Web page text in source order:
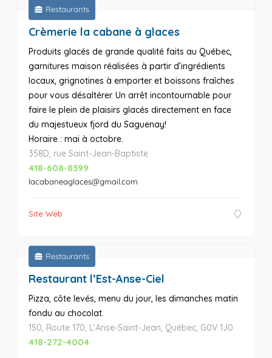
Restaurants
Crèmerie la cabane à glaces
Produits glacés de grande qualité faits au Québec,
garnitures maison réalisées à partir d’ingrédients
locaux, grignotines à emporter et boissons fraîches
pour vous désaltérer. Un arrêt incontournable pour
faire le plein de plaisirs glacés directement en face
du majestueux fjord du Saguenay!
Horaire : mai à octobre.
358D, rue Saint-Jean-Baptiste
418-608-8399
lacabaneaglaces@gmail.com
Site Web
Restaurants
Restaurant l’Est-Anse-Ciel
Pizza, côte levés, menu du jour, les dimanches matin
fondu au chocolat.
150, Route 170, L’Anse-Saint-Jean, Québec, G0V 1J0
418-272-4004